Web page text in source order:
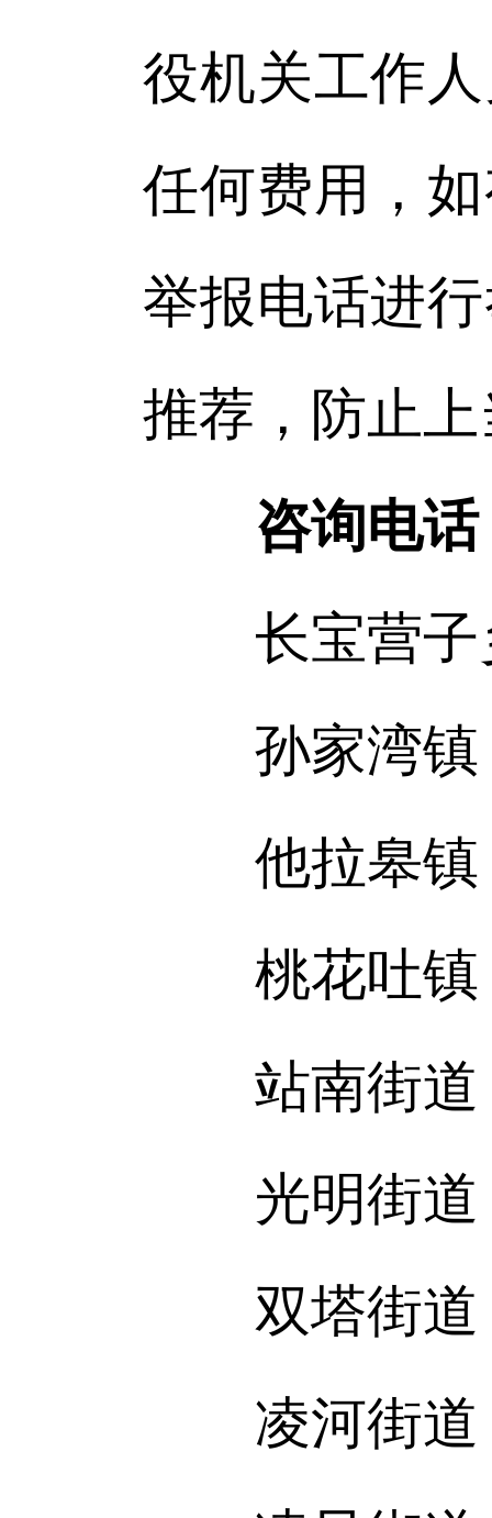
役机关工作
任何费用，
举报电话进
推荐，防止
咨询电话
长宝营子
孙家湾镇
他拉皋镇
桃花吐镇
站南街道
光明街道
双塔街道
凌河街道